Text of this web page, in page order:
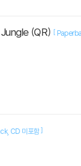
(QR) [
CD 미포함]